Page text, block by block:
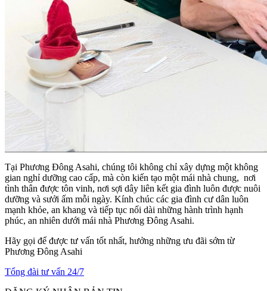
Tại Phương Đông Asahi, chúng tôi không chỉ xây dựng một không
gian nghỉ dưỡng cao cấp, mà còn kiến tạo một mái nhà chung, nơi
tình thân được tôn vinh, nơi sợi dây liên kết gia đình luôn được nuôi
dưỡng và sưởi ấm mỗi ngày. Kính chúc các gia đình cư dân luôn
mạnh khỏe, an khang và tiếp tục nối dài những hành trình hạnh
phúc, an nhiên dưới mái nhà Phương Đông Asahi.
Hãy gọi để được tư vấn tốt nhất, hưởng những ưu đãi sớm từ
Phương Đông Asahi
Tổng đài tư vấn 24/7